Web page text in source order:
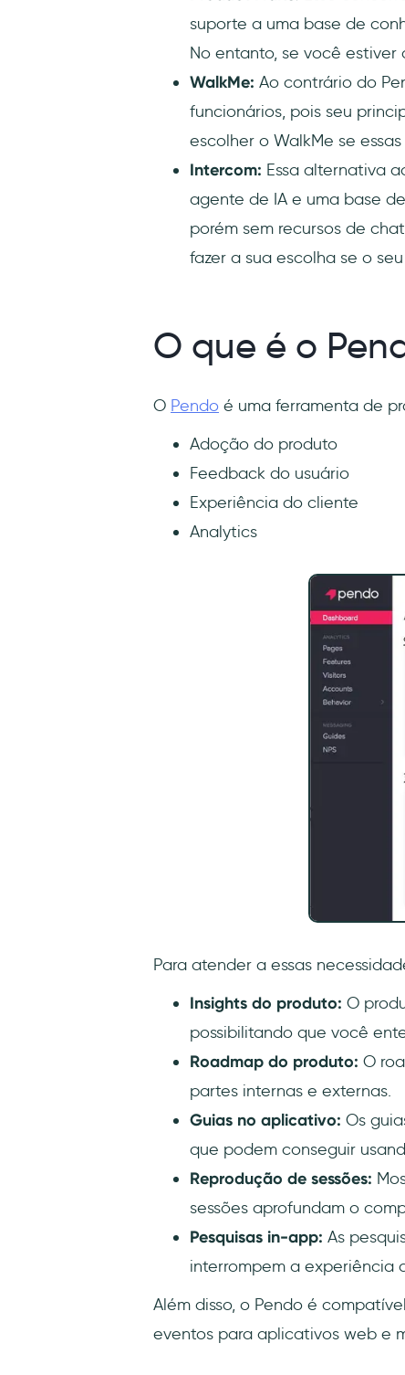
suporte a uma base de
No entanto, se você
WalkMe: Ao contrário do
funcionários, pois seu
escolher o WalkMe se
Intercom: Essa alternativa
agente de IA e uma base
porém sem recursos de
fazer a sua escolha se o
O que é o
O Pendo é uma ferramenta de
Adoção do produto
Feedback do usuário
Experiência do cliente
Analytics
Para atender a essas
Insights do produto: O
possibilitando que você
Roadmap do produto: O
partes internas e externas.
Guias no aplicativo: Os
que podem conseguir
Reprodução de sessões:
sessões aprofundam o
Pesquisas in-app: As
interrompem a experiência
Além disso, o Pendo é
eventos para aplicativos web e